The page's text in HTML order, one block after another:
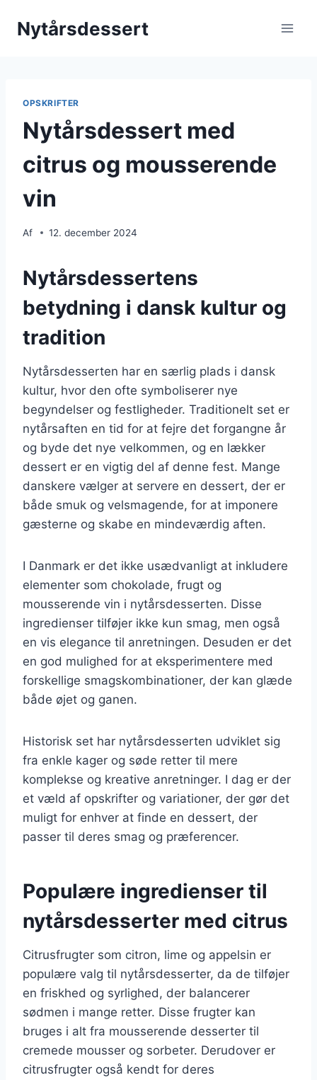
Nytårsdessert
OPSKRIFTER
Nytårsdessert med
citrus og mousserende
vin
Af 12. december 2024
Nytårsdessertens
betydning i dansk kultur og
tradition
Nytårsdesserten har en særlig plads i dansk
kultur, hvor den ofte symboliserer nye
begyndelser og festligheder. Traditionelt set er
nytårsaften en tid for at fejre det forgangne år
og byde det nye velkommen, og en lækker
dessert er en vigtig del af denne fest. Mange
danskere vælger at servere en dessert, der er
både smuk og velsmagende, for at imponere
gæsterne og skabe en mindeværdig aften.
I Danmark er det ikke usædvanligt at inkludere
elementer som chokolade, frugt og
mousserende vin i nytårsdesserten. Disse
ingredienser tilføjer ikke kun smag, men også
en vis elegance til anretningen. Desuden er det
en god mulighed for at eksperimentere med
forskellige smagskombinationer, der kan glæde
både øjet og ganen.
Historisk set har nytårsdesserten udviklet sig
fra enkle kager og søde retter til mere
komplekse og kreative anretninger. I dag er der
et væld af opskrifter og variationer, der gør det
muligt for enhver at finde en dessert, der
passer til deres smag og præferencer.
Populære ingredienser til
nytårsdesserter med citrus
Citrusfrugter som citron, lime og appelsin er
populære valg til nytårsdesserter, da de tilføjer
en friskhed og syrlighed, der balancerer
sødmen i mange retter. Disse frugter kan
bruges i alt fra mousserende desserter til
cremede mousser og sorbeter. Derudover er
citrusfrugter også kendt for deres